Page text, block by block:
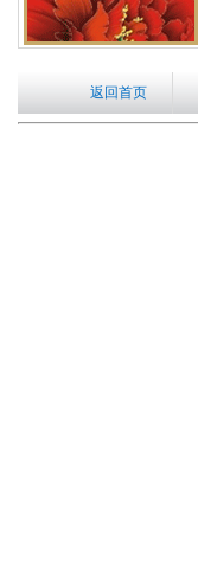
返回首页